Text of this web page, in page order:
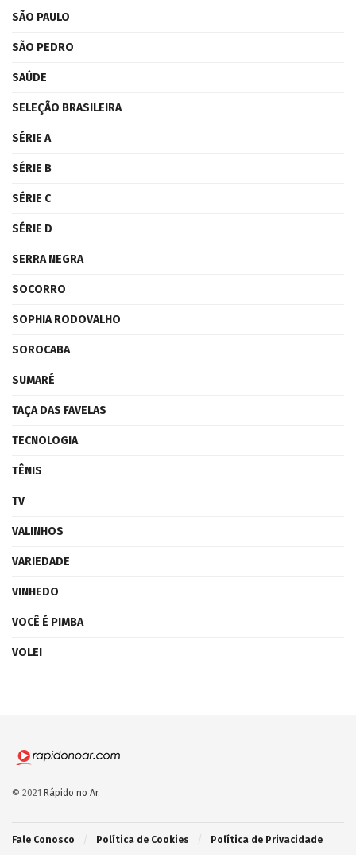
SÃO PAULO
SÃO PEDRO
SAÚDE
SELEÇÃO BRASILEIRA
SÉRIE A
SÉRIE B
SÉRIE C
SÉRIE D
SERRA NEGRA
SOCORRO
SOPHIA RODOVALHO
SOROCABA
SUMARÉ
TAÇA DAS FAVELAS
TECNOLOGIA
TÊNIS
TV
VALINHOS
VARIEDADE
VINHEDO
VOCÊ É PIMBA
VOLEI
© 2021 Rápido no Ar.
Fale Conosco Política de Cookies Política de Privacidade